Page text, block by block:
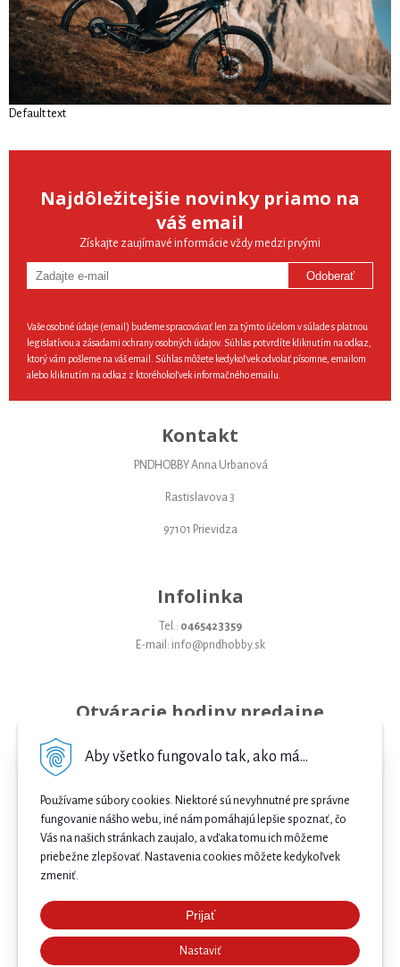
Aby všetko fungovalo tak, ako má...
Používame súbory cookies. Niektoré sú nevyhnutné pre správne
fungovanie nášho webu, iné nám pomáhajú lepšie spoznať, čo
Vás na našich stránkach zaujalo, a vďaka tomu ich môžeme
priebežne zlepšovať. Nastavenia cookies môžete kedykoľvek
zmeniť.
Prijať
Nastaviť
Default text
Najdôležitejšie novinky priamo na
váš email
Získajte zaujímavé informácie vždy medzi prvými
Odoberať
Vaše osobné údaje (email) budeme spracovávať len za týmto účelom v súlade s platnou
legislatívou a zásadami ochrany osobných údajov. Súhlas potvrdíte kliknutím na odkaz,
ktorý vám pošleme na váš email. Súhlas môžete kedykoľvek odvolať písomne, emailom
alebo kliknutím na odkaz z ktoréhokoľvek informačného emailu.
Kontakt
PNDHOBBY Anna Urbanová
Rastislavova 3
97101 Prievidza
Infolinka
Tel.: 0465423359
E-mail: info@pndhobby.sk
Otváracie hodiny predajne
Streda 09-17
Štvrtok 09-17
Sobota 09-12
Nedeľa Zatvorené
Najnižšia cena .
Našli ste nižšiu cenu e-biku? Prekonáme ju! 🔥 Pošlite